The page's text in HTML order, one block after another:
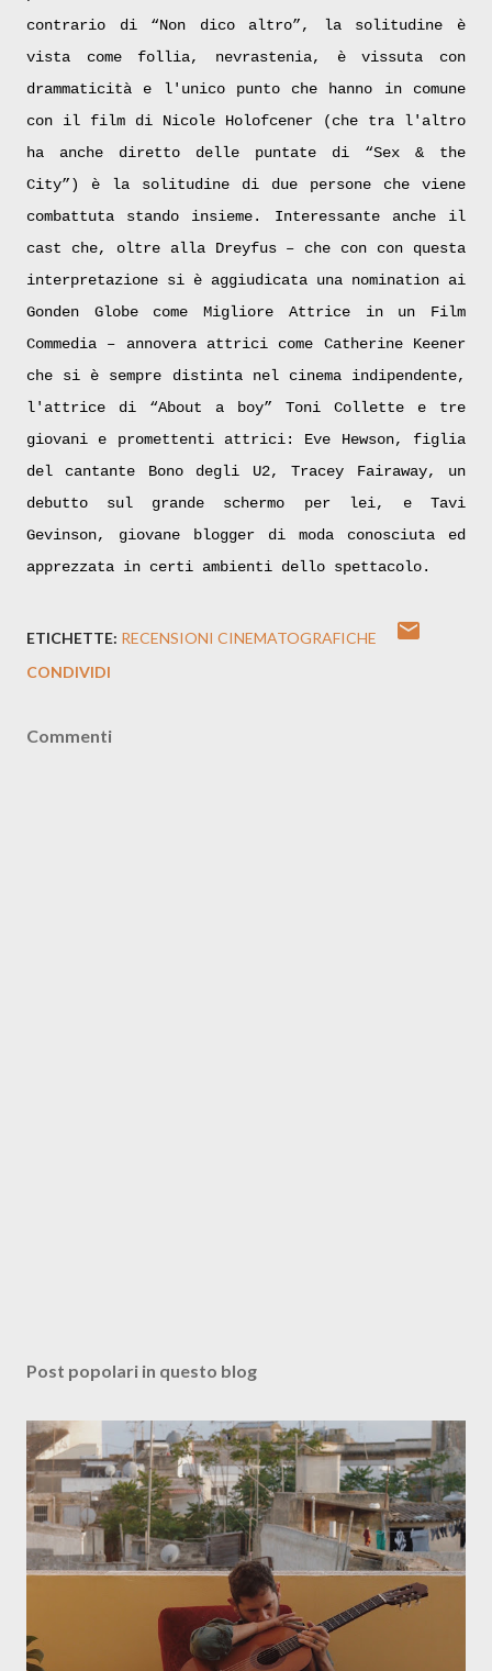
contrario di “Non dico altro”, la solitudine è
vista come follia, nevrastenia, è vissuta con
drammaticità e l'unico punto che hanno in comune
con il film di Nicole Holofcener (che tra l'altro
ha anche diretto delle puntate di “Sex & the
City”) è la solitudine di due persone che viene
combattuta stando insieme. Interessante anche il
cast che, oltre alla Dreyfus – che con con questa
interpretazione si è aggiudicata una nomination ai
Gonden Globe come Migliore Attrice in un Film
Commedia – annovera attrici come Catherine Keener
che si è sempre distinta nel cinema indipendente,
l'attrice di “About a boy” Toni Collette e tre
giovani e promettenti attrici: Eve Hewson, figlia
del cantante Bono degli U2, Tracey Fairaway, un
debutto sul grande schermo per lei, e Tavi
Gevinson, giovane blogger di moda conosciuta ed
apprezzata in certi ambienti dello spettacolo.
ETICHETTE: RECENSIONI CINEMATOGRAFICHE
CONDIVIDI
Commenti
Post popolari in questo blog